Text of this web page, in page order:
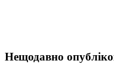
Нещодавно